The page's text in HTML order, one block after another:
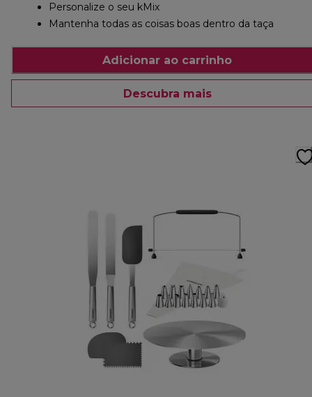
Personalize o seu kMix
Mantenha todas as coisas boas dentro da taça
Adicionar ao carrinho
Descubra mais